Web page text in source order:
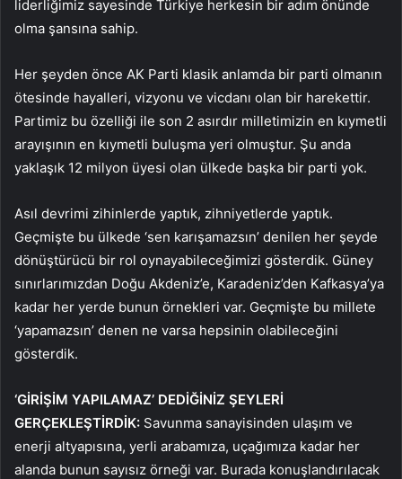
liderliğimiz sayesinde Türkiye herkesin bir adım önünde
olma şansına sahip.
Her şeyden önce AK Parti klasik anlamda bir parti olmanın
ötesinde hayalleri, vizyonu ve vicdanı olan bir harekettir.
Partimiz bu özelliği ile son 2 asırdır milletimizin en kıymetli
arayışının en kıymetli buluşma yeri olmuştur. Şu anda
yaklaşık 12 milyon üyesi olan ülkede başka bir parti yok.
Asıl devrimi zihinlerde yaptık, zihniyetlerde yaptık.
Geçmişte bu ülkede ‘sen karışamazsın’ denilen her şeyde
dönüştürücü bir rol oynayabileceğimizi gösterdik. Güney
sınırlarımızdan Doğu Akdeniz’e, Karadeniz’den Kafkasya’ya
kadar her yerde bunun örnekleri var. Geçmişte bu millete
‘yapamazsın’ denen ne varsa hepsinin olabileceğini
gösterdik.
‘GİRİŞİM YAPILAMAZ’ DEDİĞİNİZ ŞEYLERİ
GERÇEKLEŞTİRDİK: Savunma sanayisinden ulaşım ve
enerji altyapısına, yerli arabamıza, uçağımıza kadar her
alanda bunun sayısız örneği var. Burada konuşlandırılacak